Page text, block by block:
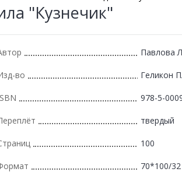
"Кузнечик"
Павлова
во Геликон
978-5-
твердый
100
70*100/32